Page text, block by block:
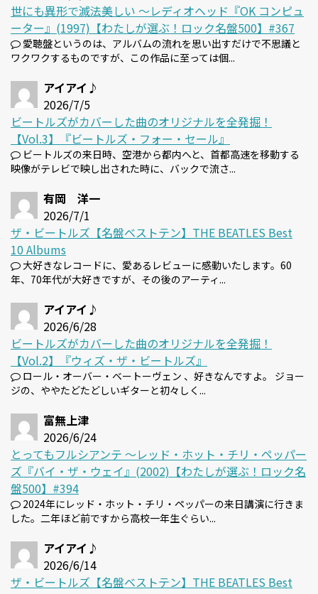
世にも異形で滅法美しい 〜レディオヘッド『OK コンピュ
ーター』(1997)【わたしが選ぶ！ロック名盤500】#367
愛聴盤というのは、アルバムの流れを思い出すだけで不思議と
ワクワクするものですが、この作品に至っては個...
アイアイ♪
2026/7/5
ビートルズがカバーした曲のオリジナルを全発掘！
【Vol.3】『ビートルズ・フォー・セール』
ビートルズの来日時、空港から都内へと、首都高速を移動する
映像がテレビで映し出された時に、バックで流さ...
有岡 洋一
2026/7/1
ザ・ビートルズ【名盤ベストテン】THE BEATLES Best
10 Albums
大好きなレコードに、愛あるレビューに感動いたします。60
年、70年代が大好きですが、その後のアーティ...
アイアイ♪
2026/6/28
ビートルズがカバーした曲のオリジナルを全発掘！
【Vol.2】『ウィズ・ザ・ビートルズ』
ロール・オーバー・ベートーヴェン 、好きなんですよ。 ジョー
ジの、ややたどたどしいギターと初々しく...
富無上津
2026/6/24
とってもフルシアンテ 〜レッド・ホット・チリ・ペッパー
ズ『バイ・ザ・ウェイ』(2002)【わたしが選ぶ！ロック名
盤500】#394
2024年にレッド・ホット・チリ・ペッパーの来日講演に行きま
した。二年ほど前ですから高校一年生ぐらい...
アイアイ♪
2026/6/14
ザ・ビートルズ【名盤ベストテン】THE BEATLES Best